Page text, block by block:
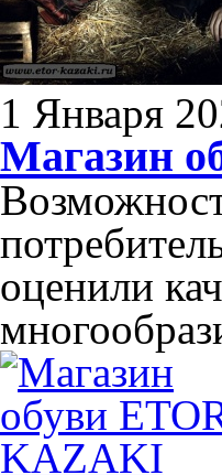
1 Января
Магазин
оценили